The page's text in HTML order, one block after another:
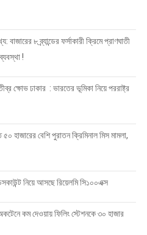
৮ ব্র্যান্ডের ফর্সাকারী ক্রিমে প্রাণঘাতী
!
ক্ষোভ ঢাকার : ভারতের ভূমিকা নিয়ে পররাষ্ট্র
৫০ হাজারের বেশি পুরাতন ক্রিমিনাল মিস মামলা,
নিয়ে আসছে রিয়েলমি সি১০০এক্স
কম দেওয়ায় ফিলিং স্টেশনকে ৩০ হাজার